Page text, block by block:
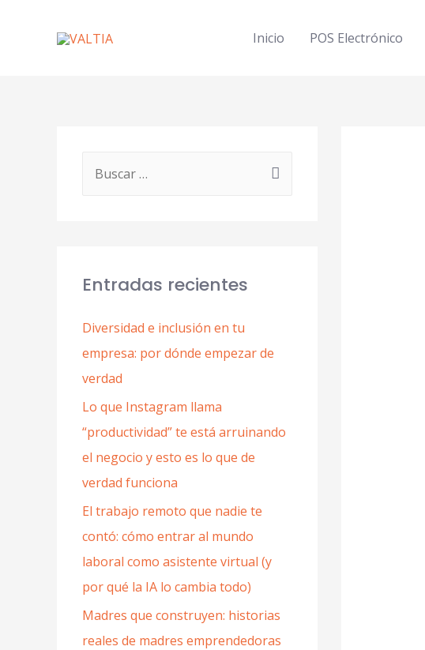
Inicio POS Electrónico
Entradas recientes
Diversidad e inclusión en tu
empresa: por dónde empezar de
verdad
Lo que Instagram llama
“productividad” te está arruinando
el negocio y esto es lo que de
verdad funciona
El trabajo remoto que nadie te
contó: cómo entrar al mundo
laboral como asistente virtual (y
por qué la IA lo cambia todo)
Madres que construyen: historias
reales de madres emprendedoras